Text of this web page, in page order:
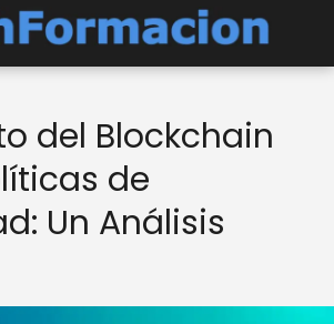
del Blockchain
de
Un Análisis